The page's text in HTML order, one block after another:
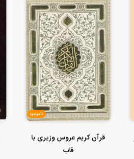
ناموجود
قرآن کریم عروس وزیری با
قاب